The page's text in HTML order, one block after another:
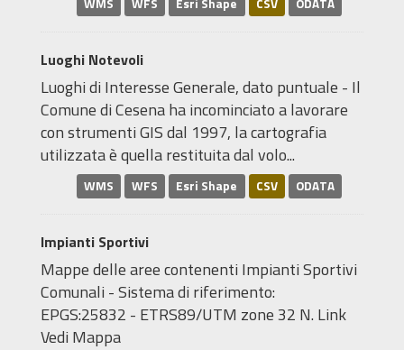
WMS WFS Esri Shape CSV ODATA
Luoghi Notevoli
Luoghi di Interesse Generale, dato puntuale - Il
Comune di Cesena ha incominciato a lavorare
con strumenti GIS dal 1997, la cartografia
utilizzata è quella restituita dal volo...
WMS WFS Esri Shape CSV ODATA
Impianti Sportivi
Mappe delle aree contenenti Impianti Sportivi
Comunali - Sistema di riferimento:
EPGS:25832 - ETRS89/UTM zone 32 N. Link
Vedi Mappa